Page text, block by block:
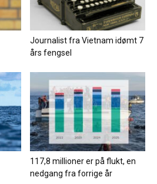
Journalist fra Vietnam idømt 7
års fengsel
117,8 millioner er på flukt, en
nedgang fra forrige år